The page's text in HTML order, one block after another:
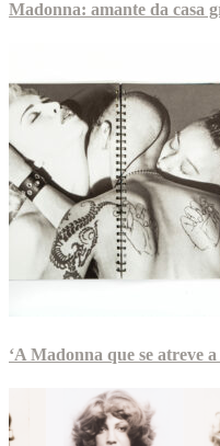
Madonna: amante da casa
‘A Madonna que se atreve